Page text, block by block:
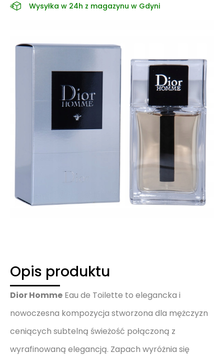
Opis produktu
Dior Homme Eau de Toilette to elegancka i
nowoczesna kompozycja stworzona dla mężczyzn
ceniących subtelną świeżość połączoną z
wyrafinowaną elegancją. Zapach wyróżnia się
Wysyłka w 24h z magazynu w Gdyni